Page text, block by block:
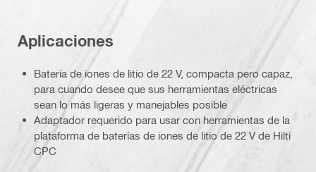
Aplicaciones
Batería de iones de litio de 22 V, compacta pero capaz,
para cuando desee que sus herramientas eléctricas
sean lo más ligeras y manejables posible
Adaptador requerido para usar con herramientas de la
plataforma de baterías de iones de litio de 22 V de Hilti
CPC